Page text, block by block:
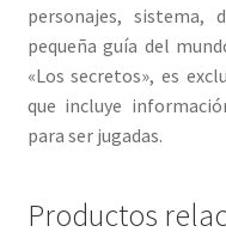
personajes, sistema,
pequeña guía del
«Los secretos», es
que incluye
para ser jugadas.
Productos